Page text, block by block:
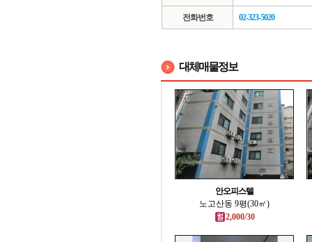
전화번호 02-323-5020
대체매물정보
안오피스텔
노고산동 9평(30㎡)
2,000/30